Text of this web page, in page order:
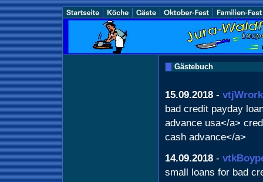
Gästebuch
15.09.2018 - vtjWrork
bad credit payday
advance usa</a>
cash advance</a>
14.09.2018 -
small loans for bad